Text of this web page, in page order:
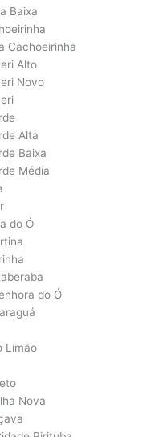
Baixa
Cachoeirinha
Alto
Novo
Alta
Baixa
Média
do Ó
do Ó
Limão
Nova